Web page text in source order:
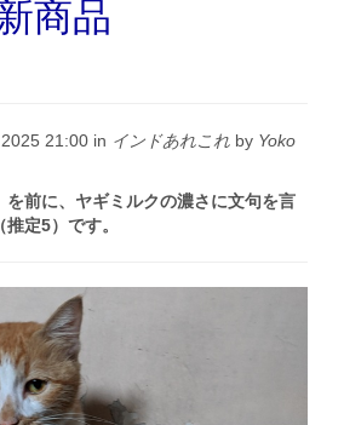
商品
21:00 in インドあれこれ by Yoko
を前に、ヤギミルクの濃さに文句を言
定5）です。